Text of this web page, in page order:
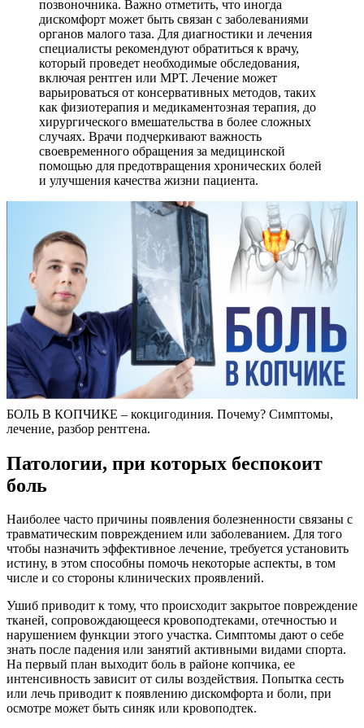
позвоночника. Важно отметить, что иногда
дискомфорт может быть связан с заболеваниями
органов малого таза. Для диагностики и лечения
специалисты рекомендуют обратиться к врачу,
который проведет необходимые обследования,
включая рентген или МРТ. Лечение может
варьироваться от консервативных методов, таких
как физиотерапия и медикаментозная терапия, до
хирургического вмешательства в более сложных
случаях. Врачи подчеркивают важность
своевременного обращения за медицинской
помощью для предотвращения хронических болей
и улучшения качества жизни пациента.
БОЛЬ В КОПЧИКЕ – кокцигодиния. Почему? Симптомы,
лечение, разбор рентгена.
Патологии, при которых беспокоит
боль
Наиболее часто причины появления болезненности связаны с
травматическим повреждением или заболеванием. Для того
чтобы назначить эффективное лечение, требуется установить
истину, в этом способны помочь некоторые аспекты, в том
числе и со стороны клинических проявлений.
Ушиб приводит к тому, что происходит закрытое повреждение
тканей, сопровождающееся кровоподтеками, отечностью и
нарушением функции этого участка. Симптомы дают о себе
знать после падения или занятий активными видами спорта.
На первый план выходит боль в районе копчика, ее
интенсивность зависит от силы воздействия. Попытка сесть
или лечь приводит к появлению дискомфорта и боли, при
осмотре может быть синяк или кровоподтек.